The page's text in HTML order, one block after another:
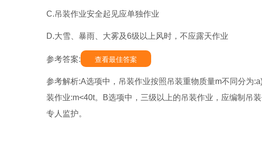
C.吊装作业安全起见应单独作业
D.大雪、暴雨、大雾及6级以上风时，不应露天作业
参考答案: 查看最佳答案
参考解析:A选项中，吊装作业按照吊装重物质量m不同分为
装作业:m<40t。B选项中，三级以上的吊装作业，应编制吊
专人监护。